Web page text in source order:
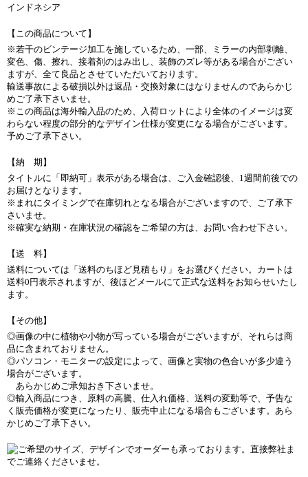
インドネシア
【この商品について】
※若干のビンテージ加工を施しているため、一部、ミラーの内部剥離、
変色、傷、擦れ、接着剤のはみ出し、装飾のズレ等がある場合がござい
ますが、全て良品とさせていただいております。
輸送事故による破損以外は返品・交換対象にはなりませんのであらかじ
めご了承下さいませ。
※この商品は海外輸入品のため、入荷ロットにより全体のイメージは変
わらない程度の部分的なデザイン仕様が変更になる場合がございます。
予めご了承下さい。
【納 期】
タイトルに「即納可」表示がある場合は、ご入金確認後、1週間前後での
お届けとなります。
※まれにタイミングで在庫切れとなる場合がございますので、ご了承下
さいませ。
※確実な納期・在庫状況の確認をご希望の方は、お問い合わせ下さい。
【送 料】
送料については「送料のちほど見積もり」をお選びください。カートは
送料0円表示されますが、後ほどメールにて正式な送料をお知らせいたし
ます。
【その他】
◎画像の中に植物や小物が写っている場合がございますが、それらは商
品に含まれておりません。
◎パソコン・モニターの設定によって、画像と実物の色合いが多少違う
場合がございます。
あらかじめご承知おき下さいませ。
◎輸入商品につき、原料の高騰、仕入れ価格、送料の変動等で、予告な
く販売価格が変更になったり、販売中止になる場合もございます。あら
かじめご了承下さい。